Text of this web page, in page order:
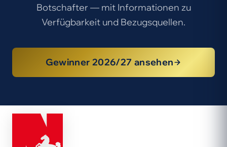
Botschafter — mit Informationen zu
Verfügbarkeit und Bezugsquellen.
Gewinner 2026/27 ansehen